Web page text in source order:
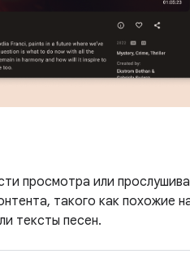
просмотра или
такого как похожие
тексты песен.